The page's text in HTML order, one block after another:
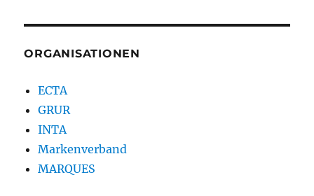
ORGANISATIONEN
ECTA
GRUR
INTA
Markenverband
MARQUES